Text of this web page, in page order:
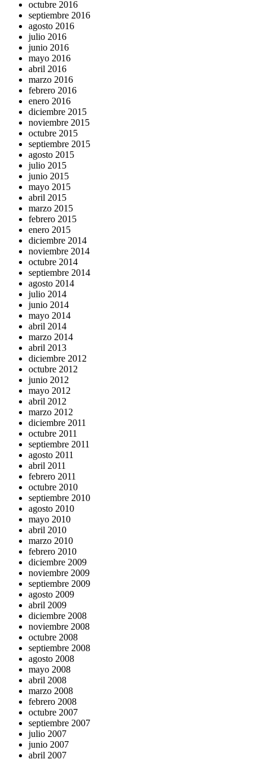
octubre 2016
septiembre 2016
agosto 2016
julio 2016
junio 2016
mayo 2016
abril 2016
marzo 2016
febrero 2016
enero 2016
diciembre 2015
noviembre 2015
octubre 2015
septiembre 2015
agosto 2015
julio 2015
junio 2015
mayo 2015
abril 2015
marzo 2015
febrero 2015
enero 2015
diciembre 2014
noviembre 2014
octubre 2014
septiembre 2014
agosto 2014
julio 2014
junio 2014
mayo 2014
abril 2014
marzo 2014
abril 2013
diciembre 2012
octubre 2012
junio 2012
mayo 2012
abril 2012
marzo 2012
diciembre 2011
octubre 2011
septiembre 2011
agosto 2011
abril 2011
febrero 2011
octubre 2010
septiembre 2010
agosto 2010
mayo 2010
abril 2010
marzo 2010
febrero 2010
diciembre 2009
noviembre 2009
septiembre 2009
agosto 2009
abril 2009
diciembre 2008
noviembre 2008
octubre 2008
septiembre 2008
agosto 2008
mayo 2008
abril 2008
marzo 2008
febrero 2008
octubre 2007
septiembre 2007
julio 2007
junio 2007
abril 2007